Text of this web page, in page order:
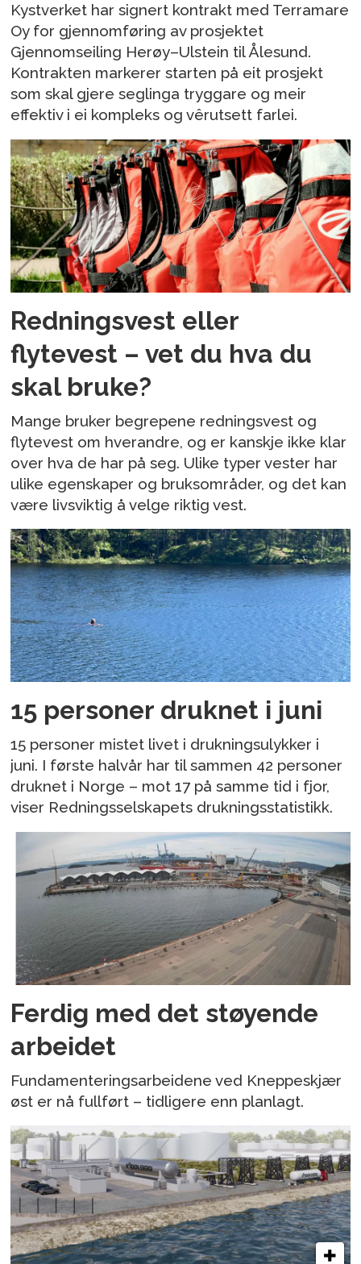
Kystverket har signert kontrakt med Terramare
Oy for gjennomføring av prosjektet
Gjennomseiling Herøy–Ulstein til Ålesund.
Kontrakten markerer starten på eit prosjekt
som skal gjere seglinga tryggare og meir
effektiv i ei kompleks og vêrutsett farlei.
Redningsvest eller
flytevest – vet du hva du
skal bruke?
Mange bruker begrepene redningsvest og
flytevest om hverandre, og er kanskje ikke klar
over hva de har på seg. Ulike typer vester har
ulike egenskaper og bruksområder, og det kan
være livsviktig å velge riktig vest.
15 personer druknet i juni
15 personer mistet livet i drukningsulykker i
juni. I første halvår har til sammen 42 personer
druknet i Norge – mot 17 på samme tid i fjor,
viser Redningsselskapets drukningsstatistikk.
Ferdig med det støyende
arbeidet
Fundamenteringsarbeidene ved Kneppeskjær
øst er nå fullført – tidligere enn planlagt.